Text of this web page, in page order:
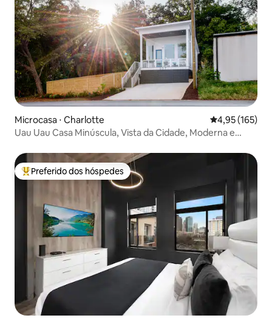
Microcasa ⋅ Charlotte 4,95 de uma
4,95 (165)
Uau Uau Casa Minúscula, Vista da Cidade, Moderna e
Entre os melhores preferidos dos hóspedes
Preferido dos hóspedes